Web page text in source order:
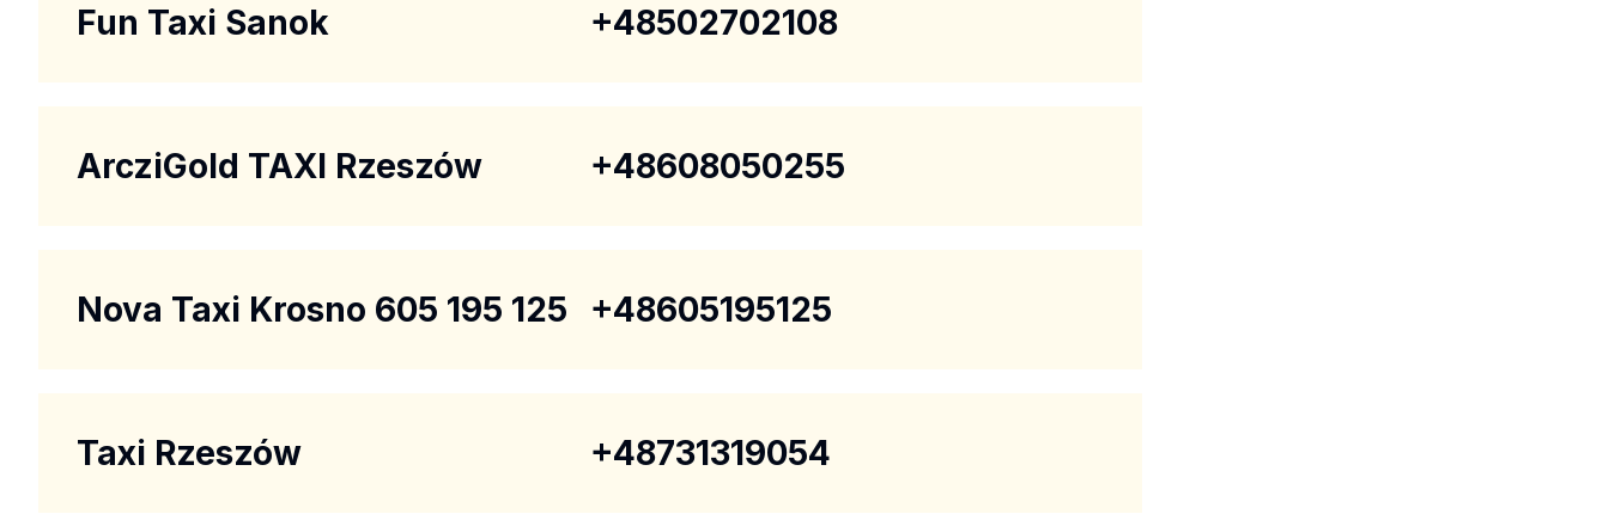
Fun Taxi Sanok +48502702108
ArcziGold TAXI Rzeszów +48608050255
Nova Taxi Krosno 605 195 125 +48605195125
Taxi Rzeszów +48731319054